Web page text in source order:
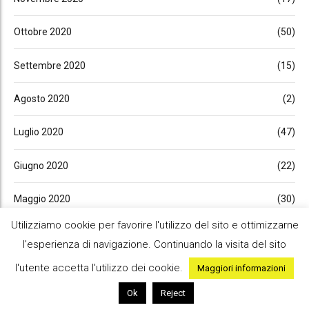
Ottobre 2020 (50)
Settembre 2020 (15)
Agosto 2020 (2)
Luglio 2020 (47)
Giugno 2020 (22)
Maggio 2020 (30)
Aprile 2020 (23)
Marzo 2020 (30)
Utilizziamo cookie per favorire l'utilizzo del sito e ottimizzarne
l'esperienza di navigazione. Continuando la visita del sito
l'utente accetta l'utilizzo dei cookie.
Maggiori informazioni
Ok Reject